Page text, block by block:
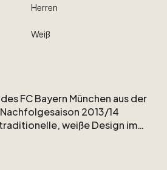
Herren
Weiß
desFCBayern München ausder
2013​/​14
traditionelle,weißeDesign im